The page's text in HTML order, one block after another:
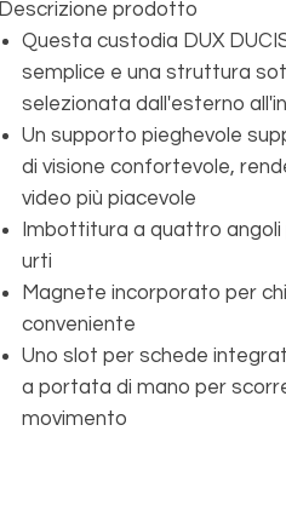
Descrizione prodotto
Questa custodia DUX
semplice e una struttura
selezionata dall'esterno
Un supporto pieghevole
di visione confortevole,
video più piacevole
Imbottitura a quattro
urti
Magnete incorporato per
conveniente
Uno slot per schede
a portata di mano per
movimento